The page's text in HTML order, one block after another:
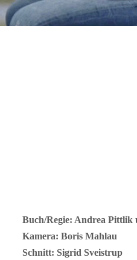
Buch/Regie: Andrea Pittlik
Kamera: Boris Mahlau
Schnitt: Sigrid Sveistrup